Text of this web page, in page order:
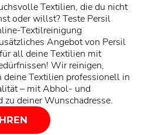
Textilien, die du nicht
oder willst? Teste Persil
Textilreinigung
Angebot von Persil
all deine Textilien mit
Wir reinigen,
deine Textilien professionell in
– mit Abhol- und
zu deiner Wunschadresse.